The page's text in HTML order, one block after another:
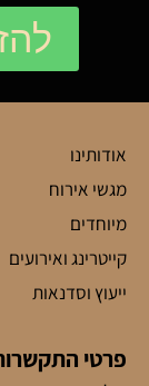
אודותינו
מגשי אירוח
מיוחדים
קייטרינג ואירועים
ייעוץ וסדנאות
פרטי